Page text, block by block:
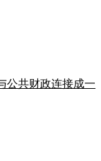
公共财政连接成一